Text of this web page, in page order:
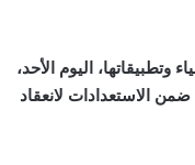
وتطبيقاتها، اليوم الأحد،
الاستعدادات لانعقاد